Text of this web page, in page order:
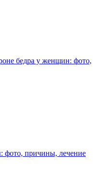
бедра у женщин: фото,
причины, лечение